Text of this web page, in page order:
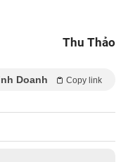
Thu Thảo
Doanh Copy link